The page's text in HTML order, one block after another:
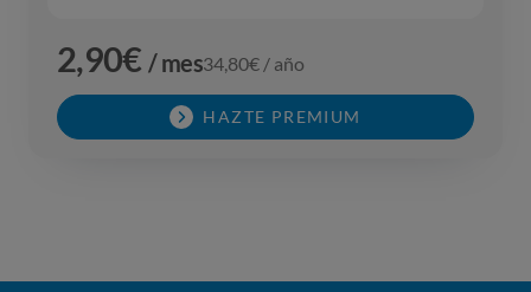
2,90€ / mes34,80€ / año
HAZTE PREMIUM